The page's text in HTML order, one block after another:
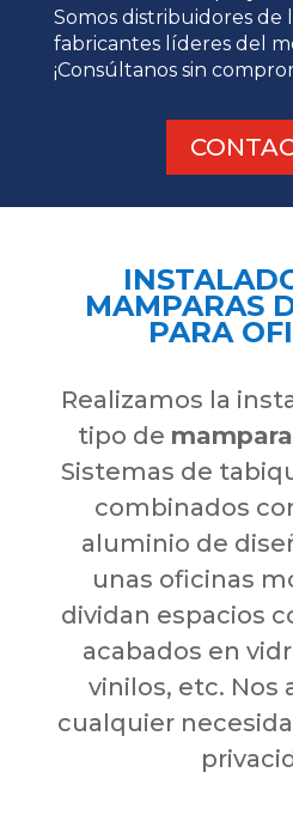
Somos distribuidores de
fabricantes líderes del
¡Consúltanos sin
MAMPARAS
PARA
Realizamos la
tipo de
Sistemas de
combinados
aluminio de
unas oficinas
dividan espacios
acabados en
vinilos, etc. Nos
cualquier